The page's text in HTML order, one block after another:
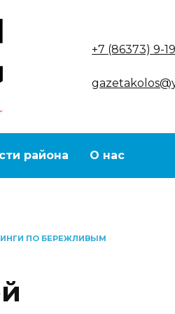
+7 (86373) 9-
района О нас
ПО БЕРЕЖЛИВЫМ